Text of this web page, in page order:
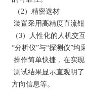
（2）精密选材
装置采用高精度直流
（3）人性化的人机交
“分析仪”与“探测仪”
操作简单快捷，在实
测试结果显示直观明
方向信息等。